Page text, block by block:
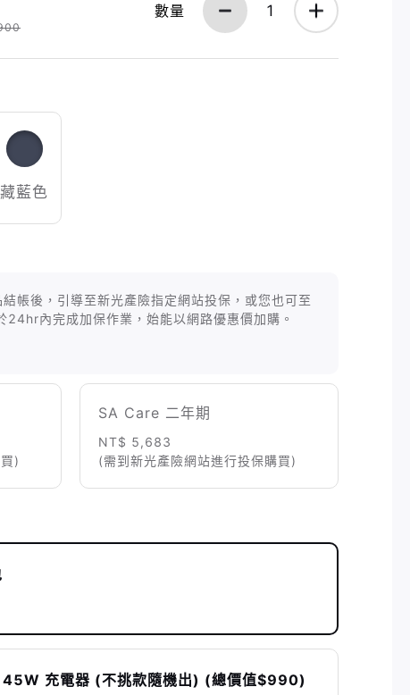
數量 1
藏藍色
帳後，引導至新光產險指定網站投保，或您也可至
24hr內完成加保作業，始能以網路優惠價加購。
)
SA Care 二年期
NT$ 5,683
(需到新光產險網站進行投保購買)
45W 充電器 (不挑款隨機出) (總價值$990)